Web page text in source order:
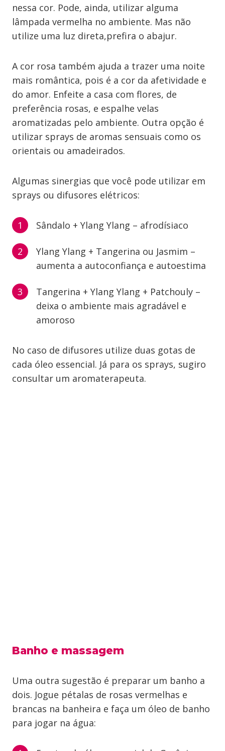
nessa cor. Pode, ainda, utilizar alguma
lâmpada vermelha no ambiente. Mas não
utilize uma luz direta,prefira o abajur.
A cor rosa também ajuda a trazer uma noite
mais romântica, pois é a cor da afetividade e
do amor. Enfeite a casa com flores, de
preferência rosas, e espalhe velas
aromatizadas pelo ambiente. Outra opção é
utilizar sprays de aromas sensuais como os
orientais ou amadeirados.
Algumas sinergias que você pode utilizar em
sprays ou difusores elétricos:
Sândalo + Ylang Ylang – afrodísiaco
Ylang Ylang + Tangerina ou Jasmim –
aumenta a autoconfiança e autoestima
Tangerina + Ylang Ylang + Patchouly –
deixa o ambiente mais agradável e
amoroso
No caso de difusores utilize duas gotas de
cada óleo essencial. Já para os sprays, sugiro
consultar um aromaterapeuta.
Banho e massagem
Uma outra sugestão é preparar um banho a
dois. Jogue pétalas de rosas vermelhas e
brancas na banheira e faça um óleo de banho
para jogar na água: